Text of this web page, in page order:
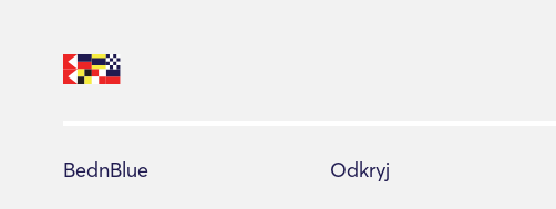
BednBlue Odkryj